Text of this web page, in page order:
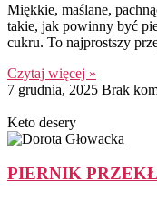
Miękkie, maślane,
takie, jak powinny być
cukru. To najprostszy
Czytaj więcej »
7 grudnia, 2025 Brak
Keto desery
PIERNIK